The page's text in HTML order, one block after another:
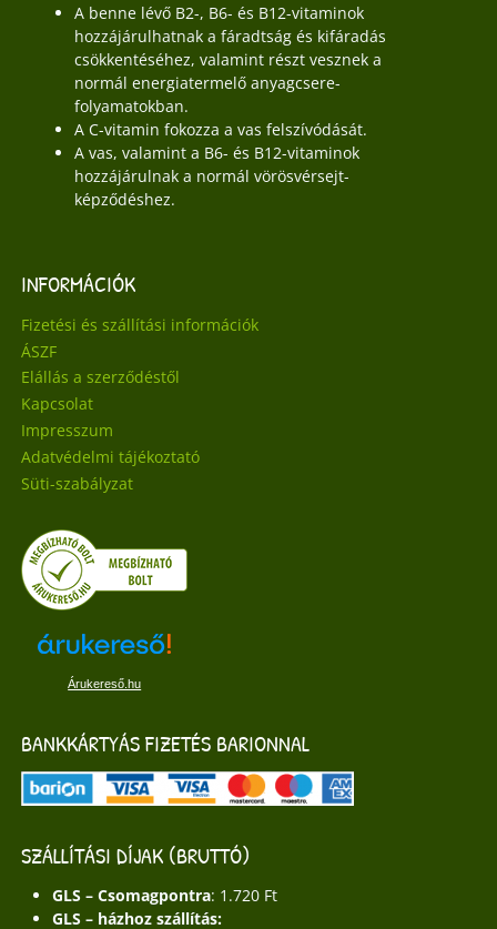
A benne lévő B2-, B6- és B12-vitaminok
hozzájárulhatnak a fáradtság és kifáradás
csökkentéséhez, valamint részt vesznek a
normál energiatermelő anyagcsere-
folyamatokban.
A C-vitamin fokozza a vas felszívódását.
A vas, valamint a B6- és B12-vitaminok
hozzájárulnak a normál vörösvérsejt-
képződéshez.
INFORMÁCIÓK
Fizetési és szállítási információk
ÁSZF
Elállás a szerződéstől
Kapcsolat
Impresszum
Adatvédelmi tájékoztató
Süti-szabályzat
Árukereső.hu
BANKKÁRTYÁS FIZETÉS BARIONNAL
SZÁLLÍTÁSI DÍJAK (BRUTTÓ)
GLS – Csomagpontra: 1.720 Ft
GLS – házhoz szállítás: